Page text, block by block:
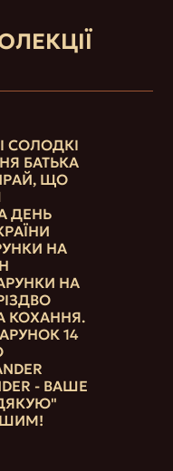
СОЛОДКІ
БАТЬКА
ЩО
ДЕНЬ
НА
НА
КОХАННЯ.
14
- ВАШЕ